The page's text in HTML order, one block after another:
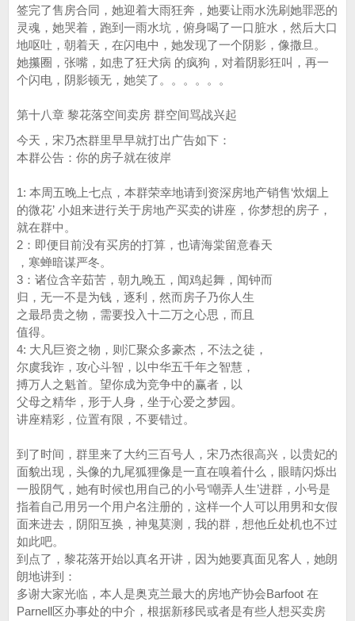
签完了售房合同，她迎着大雨狂奔，她要让雨水洗刷她罪恶的
灵魂，她哭着，跑到一雨水坑，俯身喝了一口脏水，然后大口
地呕吐，朝着天，在闪电中，她发现了一个阴影，像撒旦。
她攥圈，张嘴，如患了狂犬病 的疯狗，对着阴影狂叫，再一
个闪电，阴影顿无，她笑了。。。。。。
第十八章 黎花落空间卖房 群空间骂战兴起
今天，宋乃杰群里早早就打出广告如下：
本群公告：你的房子就在彼岸
1: 本周五晚上七点，本群荣幸地请到资深房地产销售‘炊烟上
的微花’ 小姐来进行关于房地产买卖的讲座，你梦想的房子，
就在群中。
2：即便目前没有买房的打算，也请海棠留意春天
，寒蝉暗谋严冬。
3：诸位含辛茹苦，朝九晚五，闻鸡起舞，闻钟而
归，无一不是为钱，逐利，然而房子乃你人生
之最昂贵之物，需要投入十二万之心思，而且
值得。
4: 大凡巨资之物，则汇聚众多豪杰，不法之徒，
尔虞我诈，攻心斗智，以中华五千年之智慧，
搏万人之魁首。望你成为竞争中的赢者，以
父母之精华，形于人身，坐于心爱之梦园。
讲座精彩，位置有限，不要错过。
到了时间，群里来了大约三百号人，宋乃杰很高兴，以贵妃的
面貌出现，头像的九尾狐狸像是一直在嗅着什么，眼睛闪烁出
一股阴气，她有时候也用自己的小号‘嘲弄人生’进群，小号是
指着自己用另一个用户名注册的，这样一个人可以用男和女假
面来进去，阴阳互换，神鬼莫测，我的群，想他丘处机也不过
如此吧。
到点了，黎花落开始以真名开讲，因为她要真面见客人，她朗
朗地讲到：
多谢大家光临，本人是奥克兰最大的房地产协会Barfoot 在
Parnell区办事处的中介，根据新移民或者是有些人想买卖房